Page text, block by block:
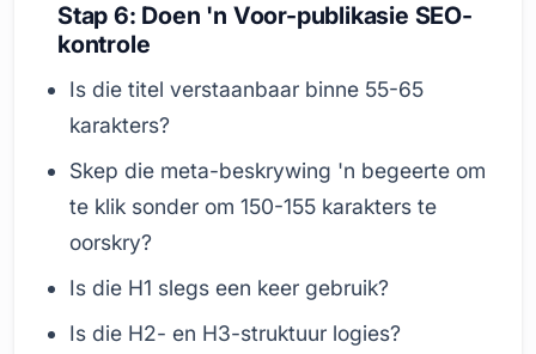
Stap 6: Doen 'n Voor-publikasie SEO-
kontrole
Is die titel verstaanbaar binne 55-65
karakters?
Skep die meta-beskrywing 'n begeerte om
te klik sonder om 150-155 karakters te
oorskry?
Is die H1 slegs een keer gebruik?
Is die H2- en H3-struktuur logies?